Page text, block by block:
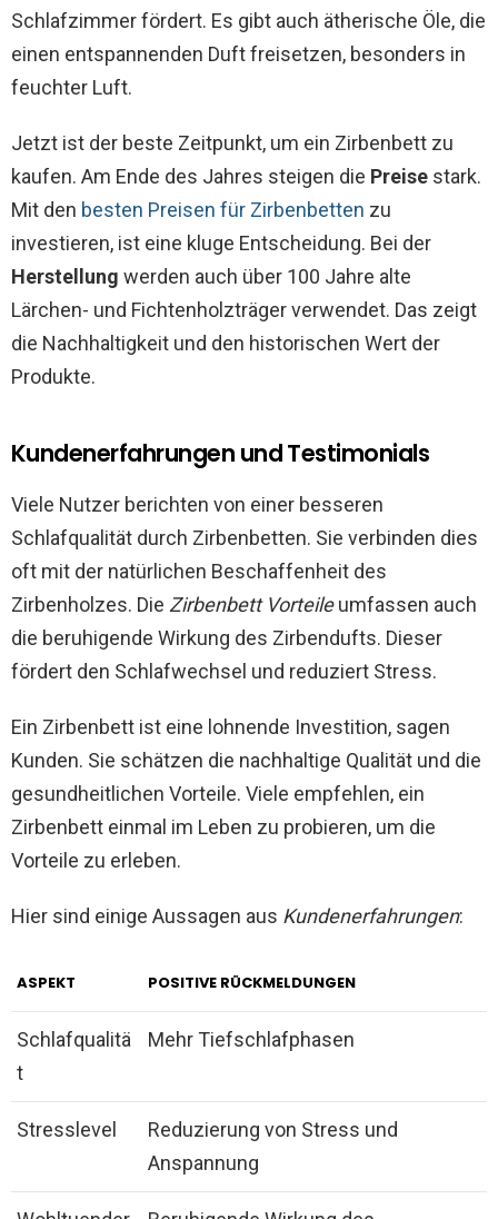
Schlafzimmer fördert. Es gibt auch ätherische Öle, die
einen entspannenden Duft freisetzen, besonders in
feuchter Luft.
Jetzt ist der beste Zeitpunkt, um ein Zirbenbett zu
kaufen. Am Ende des Jahres steigen die Preise stark.
Mit den besten Preisen für Zirbenbetten zu
investieren, ist eine kluge Entscheidung. Bei der
Herstellung werden auch über 100 Jahre alte
Lärchen- und Fichtenholzträger verwendet. Das zeigt
die Nachhaltigkeit und den historischen Wert der
Produkte.
Kundenerfahrungen und Testimonials
Viele Nutzer berichten von einer besseren
Schlafqualität durch Zirbenbetten. Sie verbinden dies
oft mit der natürlichen Beschaffenheit des
Zirbenholzes. Die Zirbenbett Vorteileumfassen auch
die beruhigende Wirkung des Zirbendufts. Dieser
fördert den Schlafwechsel und reduziert Stress.
Ein Zirbenbett ist eine lohnende Investition, sagen
Kunden. Sie schätzen die nachhaltige Qualität und die
gesundheitlichen Vorteile. Viele empfehlen, ein
Zirbenbett einmal im Leben zu probieren, um die
Vorteile zu erleben.
Hier sind einige Aussagen aus Kundenerfahrungen:
ASPEKT POSITIVE RÜCKMELDUNGEN
Schlafqualitä
t
Mehr Tiefschlafphasen
Stresslevel
Reduzierung von Stress und
Anspannung